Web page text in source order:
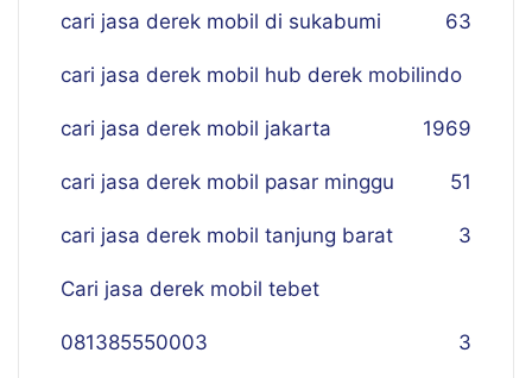
cari jasa derek mobil di sukabumi 63
cari jasa derek mobil hub derek mobilindo
69
cari jasa derek mobil jakarta 19
cari jasa derek mobil pasar minggu 51
cari jasa derek mobil tanjung barat 3
Cari jasa derek mobil tebet
081385550003 3